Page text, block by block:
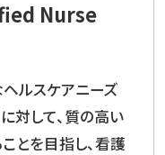
Nurse
ルスケアニーズ
対して、質の高い
とを目指し、看護